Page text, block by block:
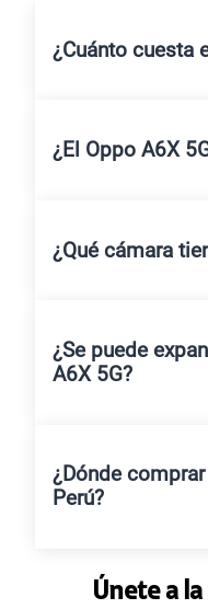
¿Cuánto cuesta
¿El Oppo A6X
¿Qué cámara
¿Se puede
A6X 5G?
¿Dónde
Perú?
Únete a